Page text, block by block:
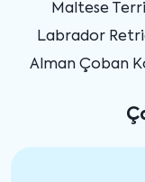
Maltese
Labrador
Alman Çoban